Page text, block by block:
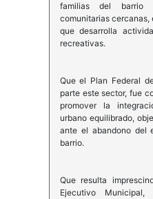
familias del barrio
comunitarias cercanas,
que desarrolla
recreativas.
Que el Plan Federal
parte este sector, fue
promover la
urbano equilibrado,
ante el abandono del
barrio.
Que resulta
Ejecutivo